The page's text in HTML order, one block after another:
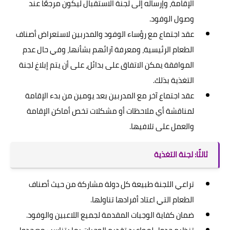
الإقامة، وإرساله إلى لجنة الاستقبال ليكون مرجعًا عند
وصول الوفود.
عقد اجتماع مع رؤساء الوفود والمدربين لاستعراض أصناف
الطعام الرئيسية، ومعرفة آرائهم بشأنها، وفي حال عدم
الموافقة يمكن الاتفاق على بدائل، على أن يتم إبلاغ لجنة
التغذية بذلك.
عقد اجتماع آخر مع المدربين بعد يومين من بدء الإقامة
لمناقشة أي ملاحظات أو مشكلات تخص أماكن الإقامة
والعمل على تلافيها.
ثالثًا: لجنة التغذية
تراعي اللجنة طبيعة كل دولة مشاركة من حيث أصناف
الطعام التي اعتاد أفرادها تناولها.
ضمان كفاية الوجبات المقدمة لجميع اللاعبين والوفود.